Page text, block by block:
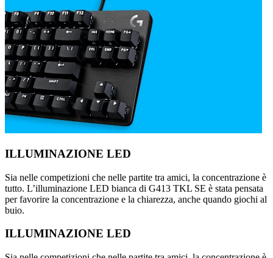
ILLUMINAZIONE LED
Sia nelle competizioni che nelle partite tra amici, la concentrazione è
tutto. L’illuminazione LED bianca di G413 TKL SE è stata pensata
per favorire la concentrazione e la chiarezza, anche quando giochi al
buio.
ILLUMINAZIONE LED